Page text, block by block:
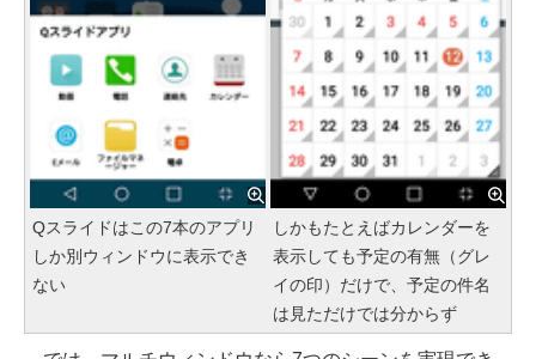
Qスライドはこの7本のアプリ
しか別ウィンドウに表示でき
ない
しかもたとえばカレンダーを
表示しても予定の有無（グレ
イの印）だけで、予定の件名
は見ただけでは分からず